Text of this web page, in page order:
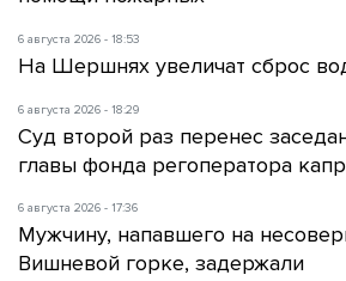
6 августа 2026 - 18:53
На Шершнях увеличат сброс
6 августа 2026 - 18:29
Суд второй раз перенес
главы фонда регоператора
6 августа 2026 - 17:36
Мужчину, напавшего на
Вишневой горке, задержали